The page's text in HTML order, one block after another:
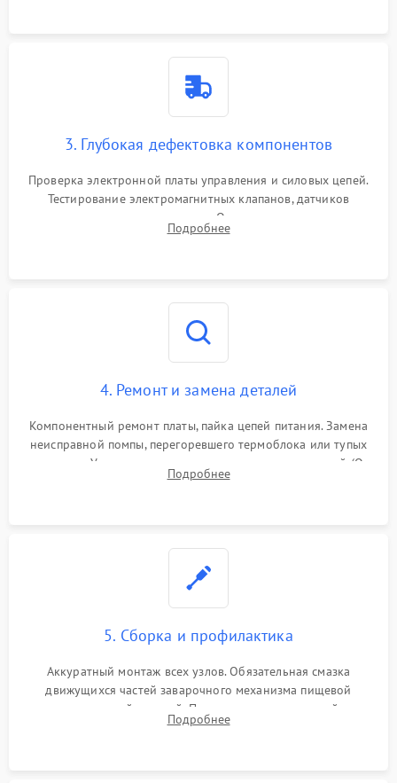
3. Глубокая дефектовка компонентов
Проверка электронной платы управления и силовых цепей.
Тестирование электромагнитных клапанов, датчиков
температуры и расходомера. Оценка степени износа
жерновов кофемолки, уплотнительных колец гидросистемы
Подробнее
4. Ремонт и замена деталей
Компонентный ремонт платы, пайка цепей питания. Замена
неисправной помпы, перегоревшего термоблока или тупых
жерновов. Установка новых силиконовых уплотнителей (O-
ring) и тефлоновых трубок для надежного устранения
Подробнее
5. Сборка и профилактика
Аккуратный монтаж всех узлов. Обязательная смазка
движущихся частей заварочного механизма пищевой
силиконовой смазкой. Проведение программной
декальцинации и очистки системы от кофейных масел.
Подробнее